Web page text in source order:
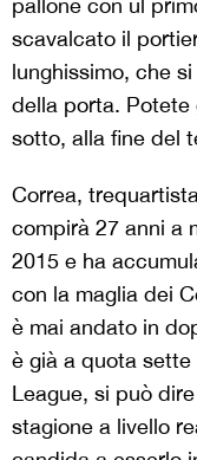
scavalcato il
lunghissimo, che
della porta. Potete
sotto, alla fine del
Correa,
compirà 27 anni a
2015 e ha
con la maglia dei
è mai andato in
è già a quota
League, si può
stagione a livello